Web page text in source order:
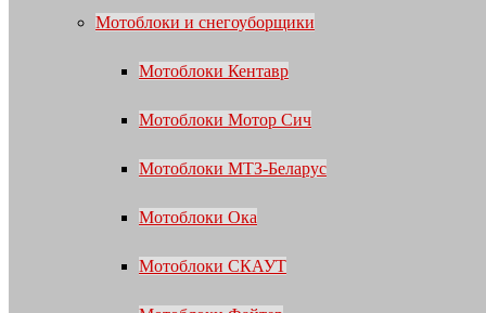
Мотоблоки и снегоуборщики
Мотоблоки Кентавр
Мотоблоки Мотор Сич
Мотоблоки МТЗ-Беларус
Мотоблоки Ока
Мотоблоки СКАУТ